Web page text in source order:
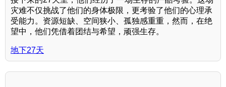
灾难不仅挑战了他们的身体极限，更考验了他们的心理承
受能力。资源短缺、空间狭小、孤独感重重，然而，在绝
望中，他们凭借着团结与希望，顽强生存。
地下27天